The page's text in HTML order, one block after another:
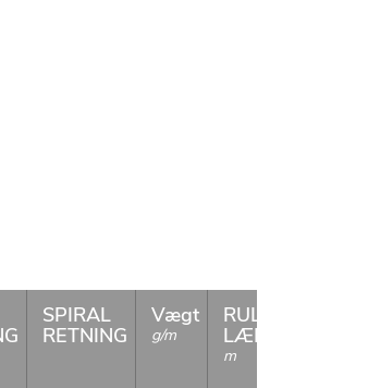
SPIRAL
RETNING
Vægt
g/m
RULLE
LÆNGDE
m